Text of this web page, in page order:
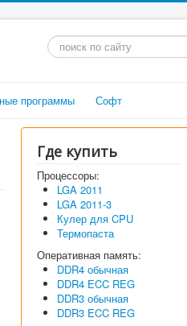
Искать...
программы Софт
Где купить
Процессоры:
LGA 2011
LGA 2011-3
Кулер для CPU
Термопаста
Оперативная память:
DDR4 обычная
DDR4 ECC REG
DDR3 обычная
DDR3 ECC REG